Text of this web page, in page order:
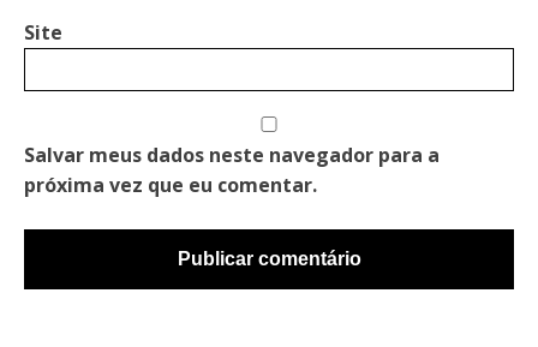
Site
Salvar meus dados neste navegador para a
próxima vez que eu comentar.